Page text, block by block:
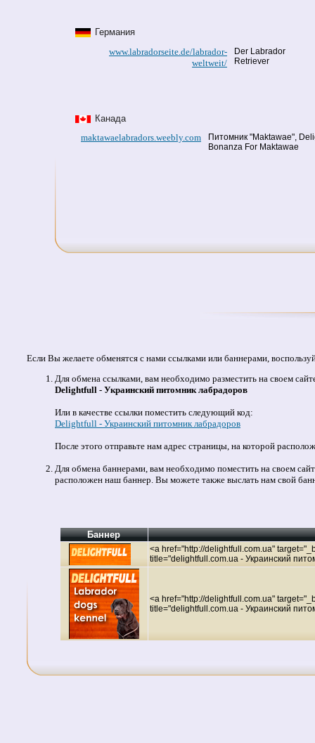
Германия
www.labradorseite.de/labrador-
weltweit/
Der Labrador
Retriever
Канада
maktawaelabradors.weebly.com
Питомник "Maktawae",
Bonanza For Maktawae
Если Вы желаете обменятся с нами ссылками или баннерами,
Для обмена ссылками, вам необходимо разместить на своем
Delightfull - Украинский питомник лабрадоров
Или в качестве ссылки поместить следующий код:
Delightfull - Украинский питомник лабрадоров
После этого отправьте нам адрес страницы, на которой
Для обмена баннерами, вам необходимо поместить на своем
расположен наш баннер. Вы можете также выслать нам свой
Баннер
<a href="http://delightfull.com.ua"
title="delightfull.com.ua - Украинский
<a href="http://delightfull.com.ua"
title="delightfull.com.ua - Украинский